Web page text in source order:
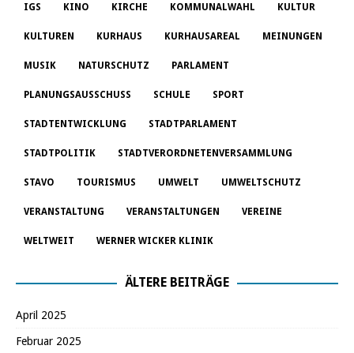
IGS KINO KIRCHE KOMMUNALWAHL KULTUR
KULTUREN KURHAUS KURHAUSAREAL MEINUNGEN
MUSIK NATURSCHUTZ PARLAMENT
PLANUNGSAUSSCHUSS SCHULE SPORT
STADTENTWICKLUNG STADTPARLAMENT
STADTPOLITIK STADTVERORDNETENVERSAMMLUNG
STAVO TOURISMUS UMWELT UMWELTSCHUTZ
VERANSTALTUNG VERANSTALTUNGEN VEREINE
WELTWEIT WERNER WICKER KLINIK
ÄLTERE BEITRÄGE
April 2025
Februar 2025